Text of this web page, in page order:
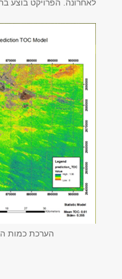
לאחרונה. הפרויקט בוצע
הערכת כמות